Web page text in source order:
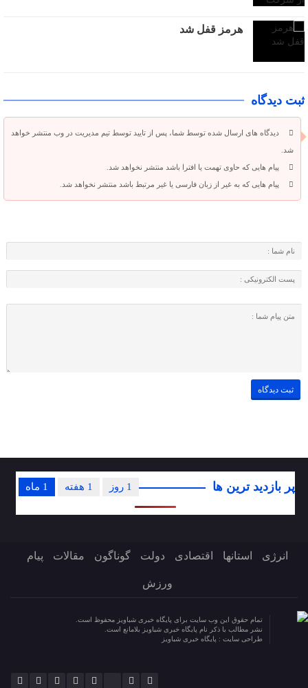
هرمز قفل شد
ثبت دیدگاه
دیدگاه های ارسال شده توسط شما، پس از تایید توسط تیم مدیریت در وب منتشر خواهد
شد.
پیام هایی که حاوی تهمت یا افترا باشد منتشر نخواهد شد.
پیام هایی که به غیر از زبان فارسی یا غیر مرتبط باشد منتشر نخواهد شد.
پر بازدید ترین ها 1 ماه 1 هفته 1 روز
انرژی استانها اقتصادی دولت گوناگون مقالات پیام
ورزش
تمام حقوق این وب سایت برای پایگاه خبری شباویز محفوظ است.
نشر مطالب با ذکر نام پایگاه خبری شباویز بلامانع است.
طراحی سایت : پایگاه خبری شباویز